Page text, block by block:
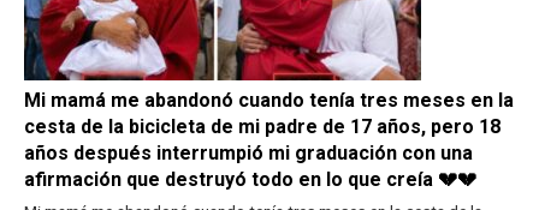
Mi mamá me abandonó cuando tenía tres meses en la
cesta de la bicicleta de mi padre de 17 años, pero 18
años después interrumpió mi graduación con una
afirmación que destruyó todo en lo que creía 💔💔